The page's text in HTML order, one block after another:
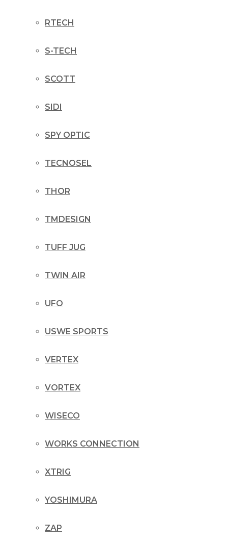
RTECH
S-TECH
SCOTT
SIDI
SPY OPTIC
TECNOSEL
THOR
TMDESIGN
TUFF JUG
TWIN AIR
UFO
USWE SPORTS
VERTEX
VORTEX
WISECO
WORKS CONNECTION
XTRIG
YOSHIMURA
ZAP